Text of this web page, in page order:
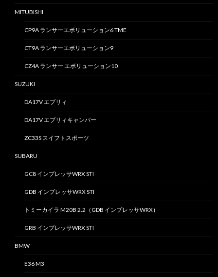
MITUBISHI
CP9A ランサーエボリューション6 TME
CT9A ランサーエボリューション9
CZ4A ランサー エボリューション10
SUZUKI
DA17V エブリィ
DA17V エブリィキャンパー
ZC33S スイフトスポーツ
SUBARU
GC8 インプレッサWRX STI
GDB インプレッサWRX STI
トミーカイラ M20B 2.2（GDB インプレッサWRX）
GRB インプレッサWRX STI
BMW
E36 M3